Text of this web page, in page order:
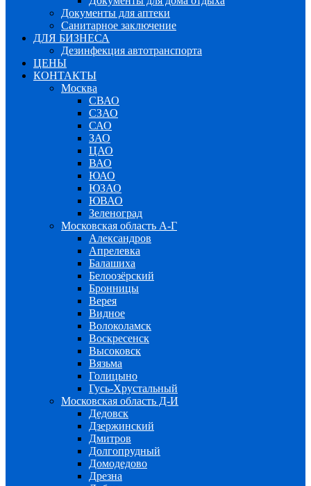
Документы для аптеки
Санитарное заключение
ДЛЯ БИЗНЕСА
Дезинфекция автотранспорта
ЦЕНЫ
КОНТАКТЫ
Москва
СВАО
СЗАО
САО
ЗАО
ЦАО
ВАО
ЮАО
ЮЗАО
ЮВАО
Зеленоград
Московская область А-Г
Александров
Апрелевка
Балашиха
Белоозёрский
Бронницы
Верея
Видное
Волоколамск
Воскресенск
Высоковск
Вязьма
Голицыно
Гусь-Хрустальный
Московская область Д-И
Дедовск
Дзержинский
Дмитров
Долгопрудный
Домодедово
Дрезна